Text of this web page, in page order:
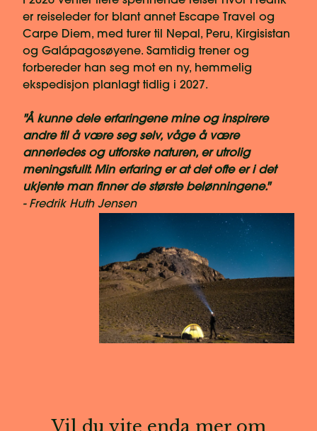
er reiseleder for blant annet Escape Travel og
Carpe Diem, med turer til Nepal, Peru, Kirgisistan
og Galápagosøyene. Samtidig trener og
forbereder han seg mot en ny, hemmelig
ekspedisjon planlagt tidlig i 2027.
"Å kunne dele erfaringene mine og inspirere
andre til å være seg selv, våge å være
annerledes og utforske naturen, er utrolig
meningsfullt. Min erfaring er at det ofte er i det
ukjente man finner de største belønningene."
- Fredrik Huth Jensen
Vil du vite enda mer om